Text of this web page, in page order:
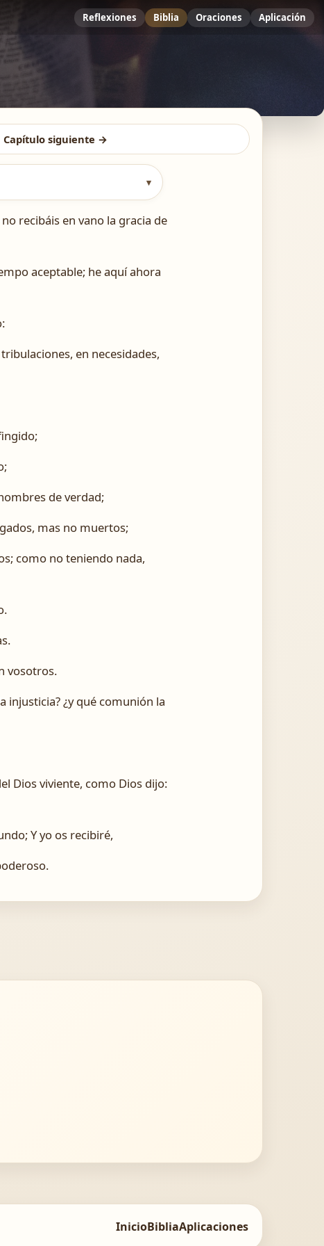
Reflexiones Biblia Oraciones Aplicación
Capítulo siguiente →
▾
recibáis en vano la gracia de
aceptable; he aquí ahora
en necesidades,
de verdad;
mas no muertos;
como no teniendo nada,
vosotros.
injusticia? ¿y qué comunión la
Dios viviente, como Dios dijo:
Y yo os recibiré,
InicioBibliaAplicaciones